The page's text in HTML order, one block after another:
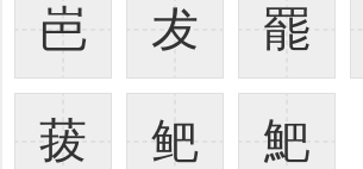
岜 犮 罷
菝 鲃 䰾